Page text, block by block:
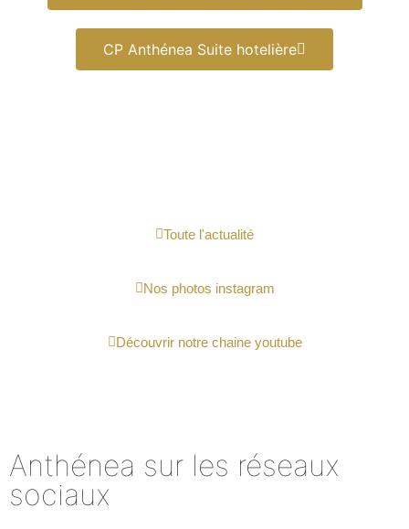
CP Anthénea Suite hotelière
Toute l'actualité
Nos photos instagram
Découvrir notre chaine youtube
Anthénea sur les réseaux
sociaux